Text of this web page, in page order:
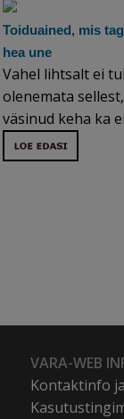
Toiduained, mis
hea une
Vahel lihtsalt ei
olenemata
väsinud keha ka
VARA-WEB
Kontaktinfo